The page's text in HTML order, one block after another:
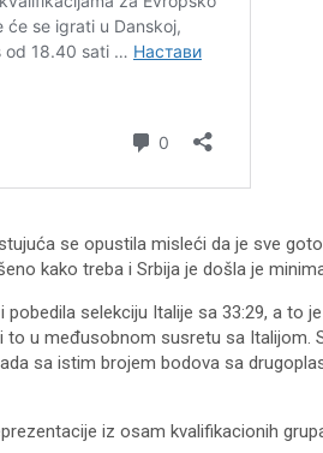
se opustila misleći da je sve
kako treba i Srbija je došla je
selekciju Italije sa 33:29, a to
u međusobnom susretu sa Italijom.
sa istim brojem bodova sa
iz osam kvalifikacionih